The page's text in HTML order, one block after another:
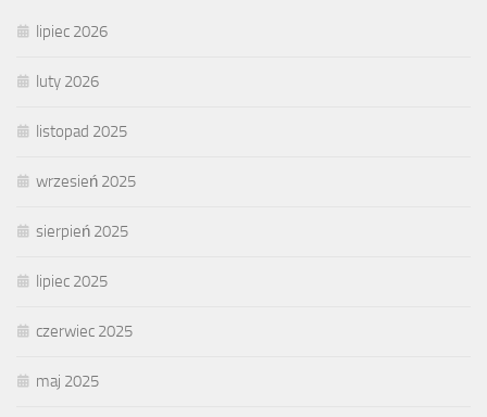
lipiec 2026
luty 2026
listopad 2025
wrzesień 2025
sierpień 2025
lipiec 2025
czerwiec 2025
maj 2025